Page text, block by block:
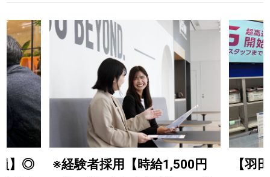
】◎
※経験者採用【時給1,500円
【羽